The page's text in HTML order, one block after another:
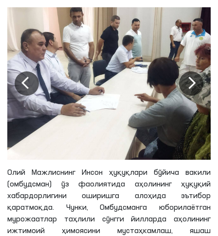
Олий Мажлиснинг Инсон ҳуқуқлари бўйича вакили
(омбудсман) ўз фаолиятида аҳолининг ҳуқуқий
хабардорлигини оширишга алоҳида эътибор
қаратмоқда. Чунки, Омбудсманга юборилаётган
мурожаатлар таҳлили сўнгги йилларда аҳолининг
ижтимоий ҳимоясини мустаҳкамлаш, яшаш